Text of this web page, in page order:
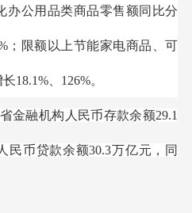
办公用品类商品零售额同比分
； 限额以上节能家电商品、可
18.1%、126%。
金融机构人民币存款余额29.1
民币贷款余额30.3万亿元，同